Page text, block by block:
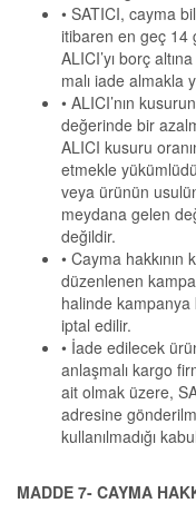
• SATICI, cayma
itibaren en geç 14
ALICI’yı borç
malı iade almakla
• ALICI’nın
değerinde bir
ALICI kusuru
etmekle
veya ürünün
meydana gelen
değildir.
• Cayma hakkının
düzenlenen
halinde kampanya
iptal edilir.
• İade edilecek
anlaşmalı kargo
ait olmak üzere,
adresine
kullanılmadığı
MADDE 7- CAYMA